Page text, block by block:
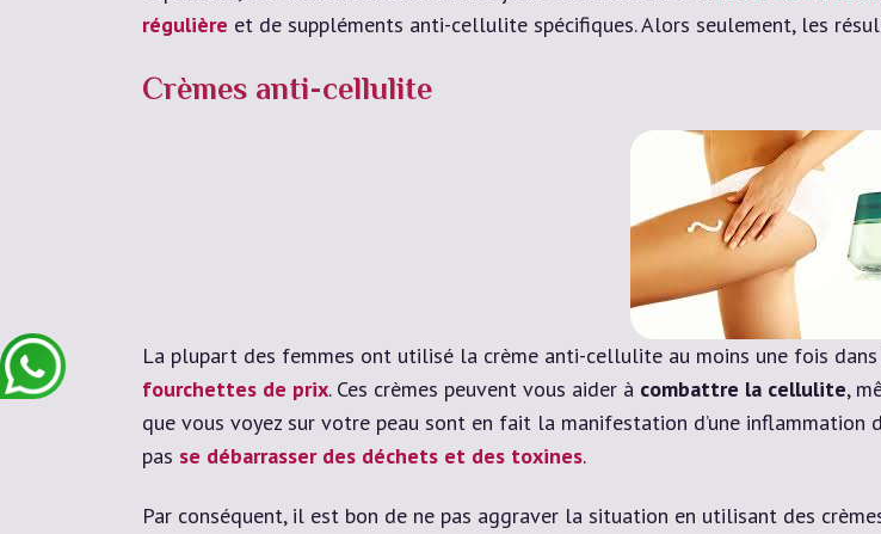
régulière et de suppléments anti-cellulite spécifiques. Alors seulement, les
Crèmes anti-cellulite
La plupart des femmes ont utilisé la crème anti-cellulite au moins une fois
fourchettes de prix. Ces crèmes peuvent vous aider à combattre la cellulite,
que vous voyez sur votre peau sont en fait la manifestation d’une
pas se débarrasser des déchets et des toxines.
Par conséquent, il est bon de ne pas aggraver la situation en utilisant des